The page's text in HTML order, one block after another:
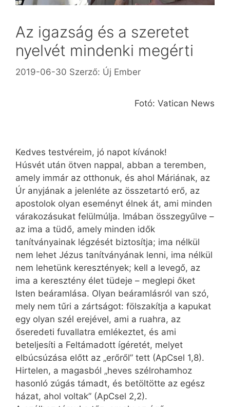
Az igazság és a szeretet
nyelvét mindenki megérti
2019-06-30 Szerző: Új Ember
Fotó: Vatican News
Kedves testvéreim, jó napot kívánok!
Húsvét után ötven nappal, abban a teremben,
amely immár az otthonuk, és ahol Máriának, az
Úr anyjának a jelenléte az összetartó erő, az
apostolok olyan eseményt élnek át, ami minden
várakozásukat felülmúlja. Imában összegyűlve –
az ima a tüdő, amely minden idők
tanítványainak légzését biztosítja; ima nélkül
nem lehet Jézus tanítványának lenni, ima nélkül
nem lehetünk keresztények; kell a levegő, az
ima a keresztény élet tüdeje – meglepi őket
Isten beáramlása. Olyan beáramlásról van szó,
mely nem tűri a zártságot: fölszakítja a kapukat
egy olyan szél erejével, ami a ruahra, az
őseredeti fuvallatra emlékeztet, és ami
beteljesíti a Feltámadott ígéretét, melyet
elbúcsúzása előtt az „erőről” tett (ApCsel 1,8).
Hirtelen, a magasból „heves szélrohamhoz
hasonló zúgás támadt, és betöltötte az egész
házat, ahol voltak” (ApCsel 2,2).